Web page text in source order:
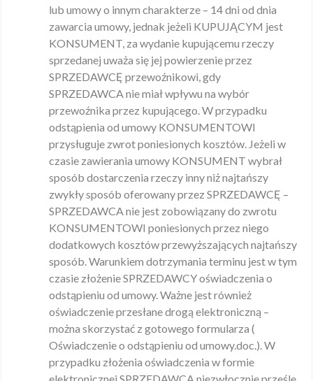
lub umowy o innym charakterze – 14 dni od dnia
zawarcia umowy, jednak jeżeli KUPUJĄCYM jest
KONSUMENT, za wydanie kupującemu rzeczy
sprzedanej uważa się jej powierzenie przez
SPRZEDAWCĘ przewoźnikowi, gdy
SPRZEDAWCA nie miał wpływu na wybór
przewoźnika przez kupującego. W przypadku
odstąpienia od umowy KONSUMENTOWI
przysługuje zwrot poniesionych kosztów. Jeżeli w
czasie zawierania umowy KONSUMENT wybrał
sposób dostarczenia rzeczy inny niż najtańszy
zwykły sposób oferowany przez SPRZEDAWCĘ –
SPRZEDAWCA nie jest zobowiązany do zwrotu
KONSUMENTOWI poniesionych przez niego
dodatkowych kosztów przewyższających najtańszy
sposób. Warunkiem dotrzymania terminu jest w tym
czasie złożenie SPRZEDAWCY oświadczenia o
odstąpieniu od umowy. Ważne jest również
oświadczenie przesłane drogą elektroniczną –
można skorzystać z gotowego formularza (
Oświadczenie o odstąpieniu od umowy.doc.). W
przypadku złożenia oświadczenia w formie